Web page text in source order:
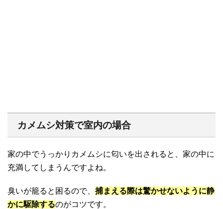
カメムシ対策で室内の場合
家の中でうっかりカメムシに匂いを出されると、家の中に
充満してしまうんですよね。
臭いが籠ると困るので、 捕まえる際は驚かせないように静
かに駆除するのがコツです。